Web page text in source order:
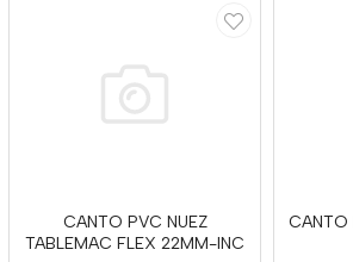
CANTO PVC NUEZ
TABLEMAC FLEX 22MM-INC
CANTO